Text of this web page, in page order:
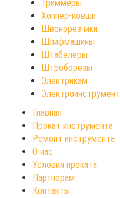
Триммеры
Хоппер-ковши
Швонорезчики
Шлифмашины
Штабелеры
Штроборезы
Электрикам
Электроинструмент
Главная
Прокат инструмента
Ремонт инструмента
О нас
Условия проката
Партнерам
Контакты